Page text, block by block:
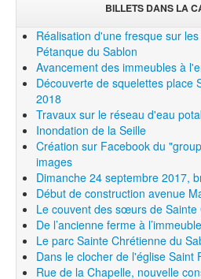
BILLETS DANS LA
Réalisation d'une fresque sur
Pétanque du Sablon
Avancement des immeubles à
Découverte de squelettes place
2018
Travaux sur le réseau d'eau
Inondation de la Seille
Création sur Facebook du
images
Dimanche 24 septembre 2017,
Début de construction avenue
Le couvent des sœurs de Sainte
De l’ancienne ferme à
Le parc Sainte Chrétienne du
Dans le clocher de l'église Saint
Rue de la Chapelle, nouvelle